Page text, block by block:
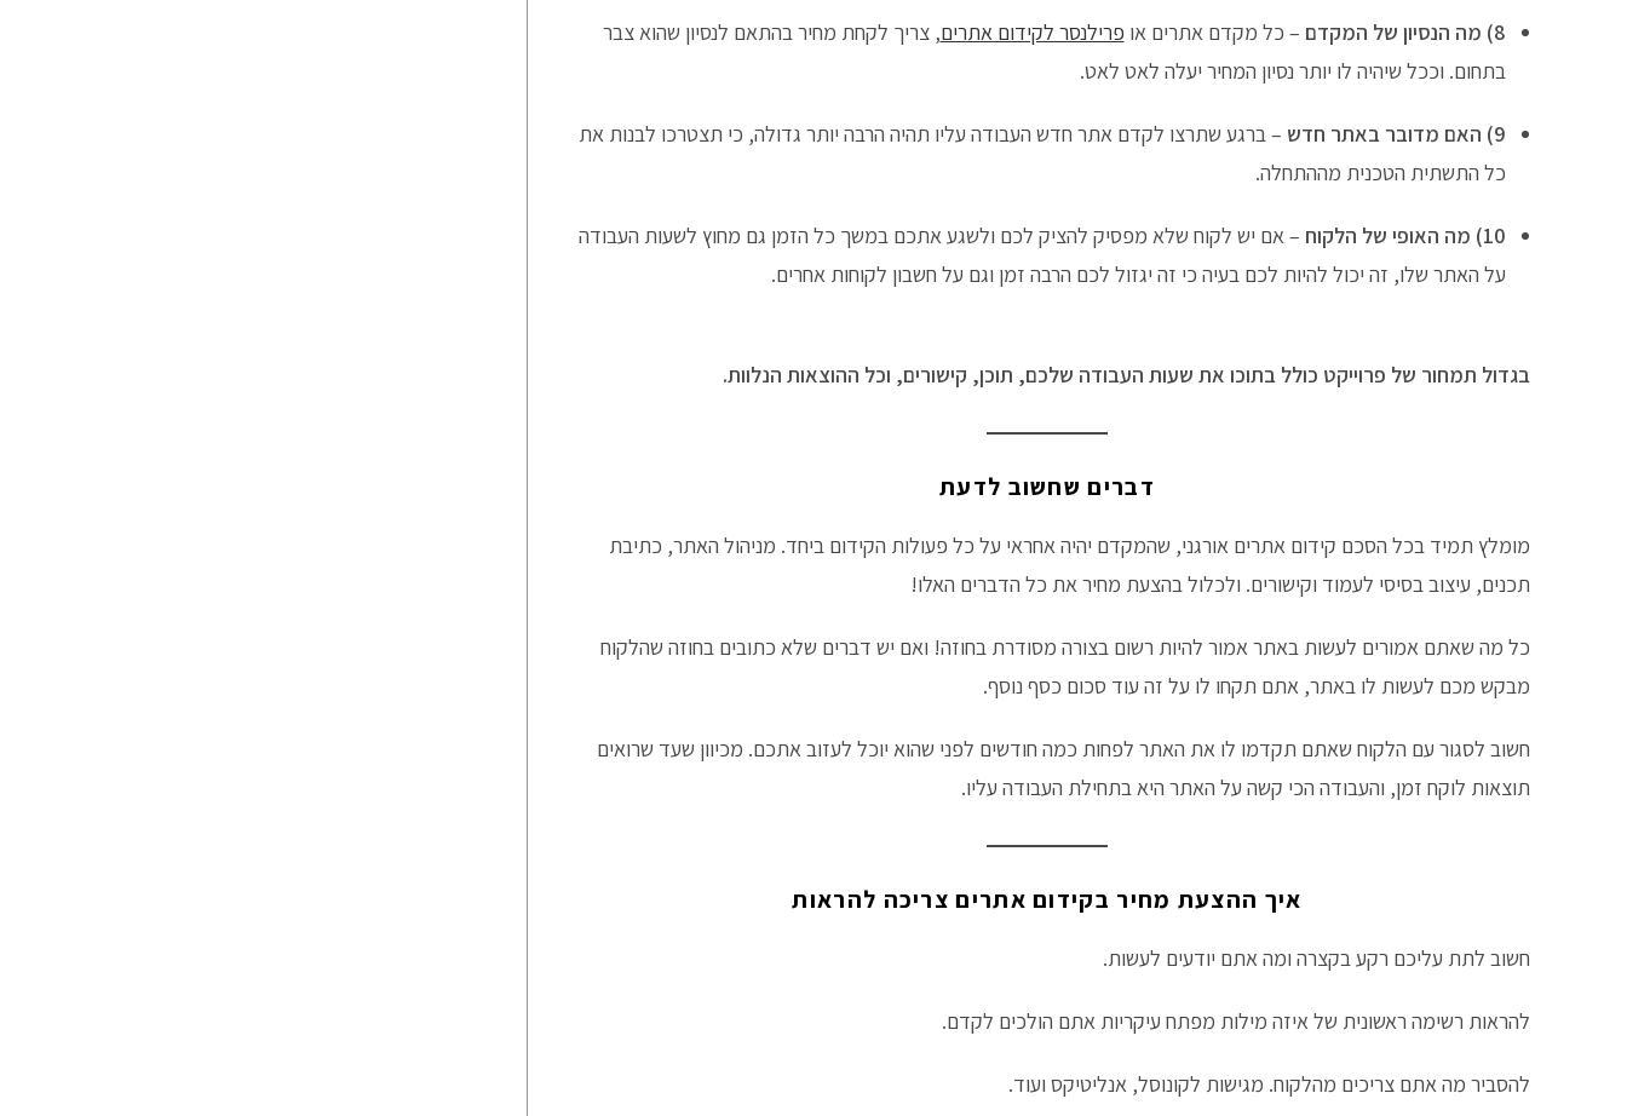
8) מה הנסיון של המקדם – כל מקדם אתרים או פרילנסר לקידום אתרים, צריך לקחת מחיר בהתאם לנסיון שהוא צבר
בתחום. וככל שיהיה לו יותר נסיון המחיר יעלה לאט לאט.
9) האם מדובר באתר חדש
– ברגע שתרצו לקדם אתר חדש העבודה עליו תהיה הרבה יותר גדולה, כי תצטרכו לבנות את
כל התשתית הטכנית מההתחלה.
10) מה האופי של הלקוח
– אם יש לקוח שלא מפסיק להציק לכם ולשגע אתכם במשך כל הזמן גם מחוץ לשעות העבודה
על האתר שלו, זה יכול להיות לכם בעיה כי זה יגזול לכם הרבה זמן וגם על חשבון לקוחות אחרים.
בגדול תמחור של פרוייקט כולל בתוכו את שעות העבודה שלכם, תוכן, קישורים, וכל ההוצאות הנלוות.
דברים שחשוב לדעת
מומלץ תמיד בכל הסכם קידום אתרים אורגני, שהמקדם יהיה אחראי על כל פעולות הקידום ביחד. מניהול האתר, כתיבת
תכנים, עיצוב בסיסי לעמוד וקישורים. ולכלול בהצעת מחיר את כל הדברים האלו!
כל מה שאתם אמורים לעשות באתר אמור להיות רשום בצורה מסודרת בחוזה! ואם יש דברים שלא כתובים בחוזה שהלקוח
מבקש מכם לעשות לו באתר, אתם תקחו לו על זה עוד סכום כסף נוסף.
חשוב לסגור עם הלקוח שאתם תקדמו לו את האתר לפחות כמה חודשים לפני שהוא יוכל לעזוב אתכם. מכיוון שעד שרואים
תוצאות לוקח זמן, והעבודה הכי קשה על האתר היא בתחילת העבודה עליו.
איך ההצעת מחיר בקידום אתרים צריכה להראות
חשוב לתת עליכם רקע בקצרה ומה אתם יודעים לעשות.
להראות רשימה ראשונית של איזה מילות מפתח עיקריות אתם הולכים לקדם.
להסביר מה אתם צריכים מהלקוח. מגישות לקונוסל, אנליטיקס ועוד.